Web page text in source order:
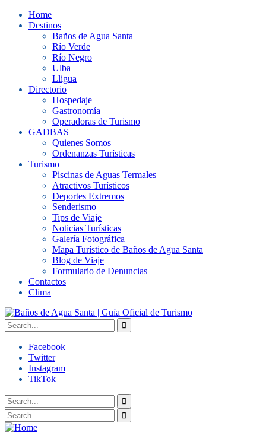
Home
Destinos
Baños de Agua Santa
Río Verde
Río Negro
Ulba
Lligua
Directorio
Hospedaje
Gastronomía
Operadoras de Turismo
GADBAS
Quienes Somos
Ordenanzas Turísticas
Turismo
Piscinas de Aguas Termales
Atractivos Turísticos
Deportes Extremos
Senderismo
Tips de Viaje
Noticias Turísticas
Galería Fotográfica
Mapa Turístico de Baños de Agua Santa
Blog de Viaje
Formulario de Denuncias
Contactos
Clima
Facebook
Twitter
Instagram
TikTok